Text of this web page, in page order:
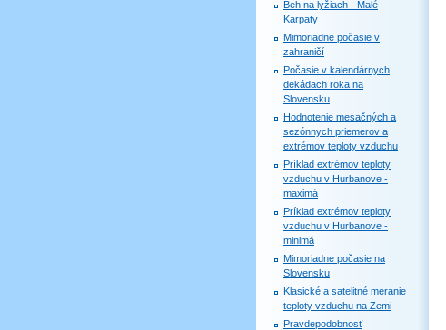
Beh na lyžiach - Malé
Karpaty
Mimoriadne počasie v
zahraničí
Počasie v kalendárnych
dekádach roka na
Slovensku
Hodnotenie mesačných a
sezónnych priemerov a
extrémov teploty vzduchu
Príklad extrémov teploty
vzduchu v Hurbanove -
maximá
Príklad extrémov teploty
vzduchu v Hurbanove -
minimá
Mimoriadne počasie na
Slovensku
Klasické a satelitné meranie
teploty vzduchu na Zemi
Pravdepodobnosť